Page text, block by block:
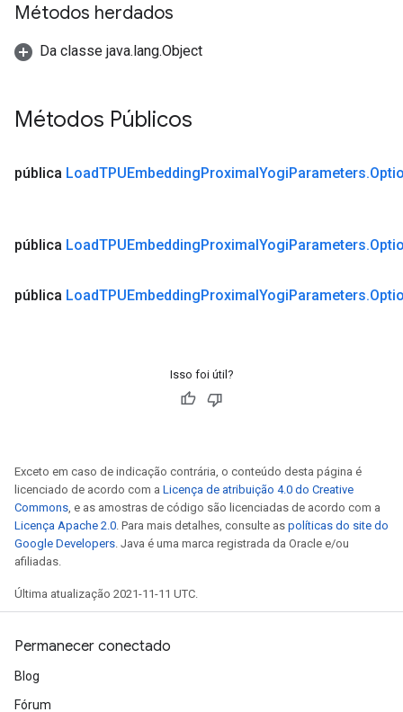
Métodos herdados
Da classe java.lang.Object
Métodos Públicos
pública LoadTPUEmbeddingProximalYogiParameters.
pública LoadTPUEmbeddingProximalYogiParameters.
pública LoadTPUEmbeddingProximalYogiParameters.
Isso foi útil?
Exceto em caso de indicação contrária, o conteúdo desta página é
licenciado de acordo com a Licença de atribuição 4.0 do Creative
Commons , e as amostras de código são licenciadas de acordo com a
Licença Apache 2.0 . Para mais detalhes, consulte as políticas do site do
Google Developers . Java é uma marca registrada da Oracle e/ou
afiliadas.
Última atualização 2021-11-11 UTC.
Permanecer conectado
Blog
Fórum